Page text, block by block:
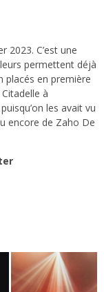
2023. C’est une
permettent déjà
placés en première
à
les avait vu
encore de Zaho De